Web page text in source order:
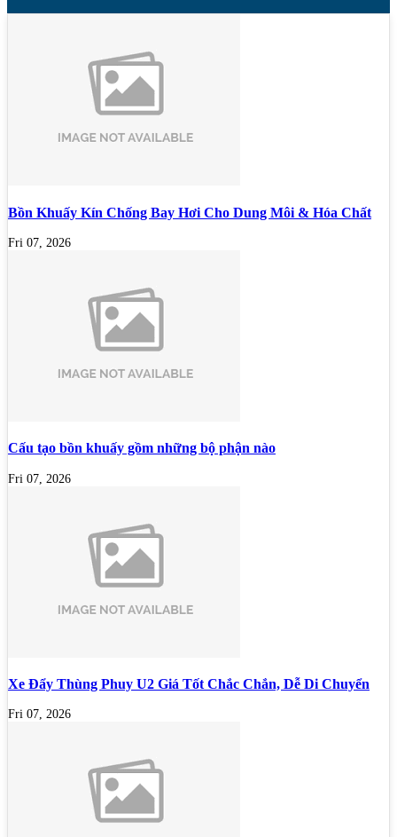
Bồn Khuấy Kín Chống Bay Hơi Cho Dung Môi & Hóa Chất
Fri 07, 2026
Cấu tạo bồn khuấy gồm những bộ phận nào
Fri 07, 2026
Xe Đẩy Thùng Phuy U2 Giá Tốt Chắc Chắn, Dễ Di Chuyển
Fri 07, 2026